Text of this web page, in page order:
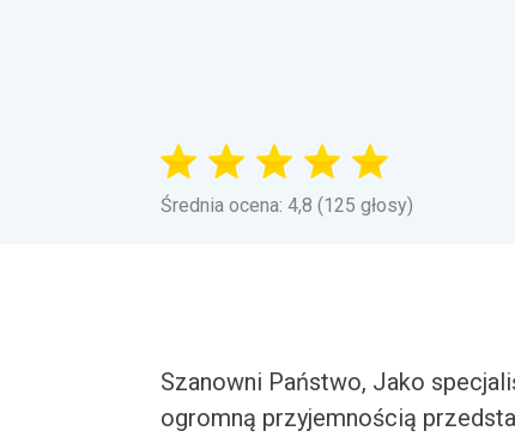
Średnia ocena: 4,8 (125 głosy)
Szanowni Państwo, Jako
ogromną przyjemnością